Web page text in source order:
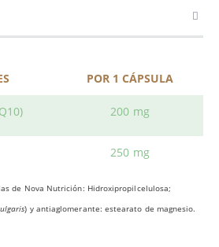
POR 1 CÁPSULA
200 mg
250 mg
de Nova Nutrición: Hidroxipropilcelulosa;
) y antiaglomerante: estearato de magnesio.